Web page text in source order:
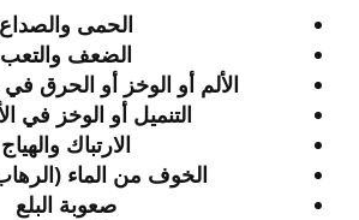
الحمى والصداع
الضعف والتعب
الألم أو الوخز أو الحرق
التنميل أو الوخز في
الارتباك والهياج
الخوف من الماء
صعوبة البلع